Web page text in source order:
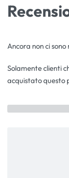
Ancora non ci sono
Solamente clienti
acquistato questo